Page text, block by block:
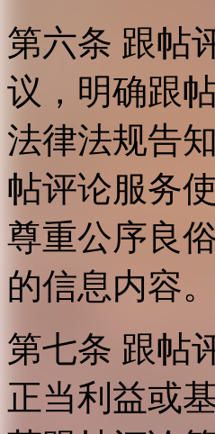
第六条 跟帖
议，明确跟
法律法规告
帖评论服务
尊重公序良
的信息内容。
第七条 跟帖
正当利益或